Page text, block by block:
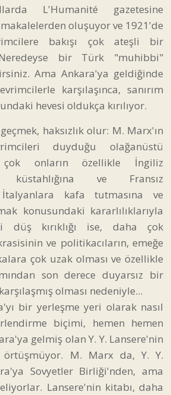
L'Humanité gazetesine
oluşuyor ve 1921'de
bakışı çok ateşli bir
bir Türk "muhibbi"
Ama Ankara'ya geldiğinde
karşılaşınca, sanırım
hevesi oldukça kırılıyor.
haksızlık olur: M. Marx'ın
duyduğu olağanüstü
çok onların özellikle İngiliz
küstahlığına ve Fransız
İtalyanlara kafa tutmasına ve
konusundaki kararlılıklarıyla
düş kırıklığı ise, daha çok
ve politikacıların, emeğe
çok uzak olması ve özellikle
son derece duyarsız bir
olması nedeniyle...
bir yerleşme yeri olarak nasıl
biçimi, hemen hemen
gelmiş olan Y. Y. Lansere'nin
örtüşmüyor. M. Marx da, Y. Y.
Sovyetler Birliği'nden, ama
Lansere'nin kitabı, daha